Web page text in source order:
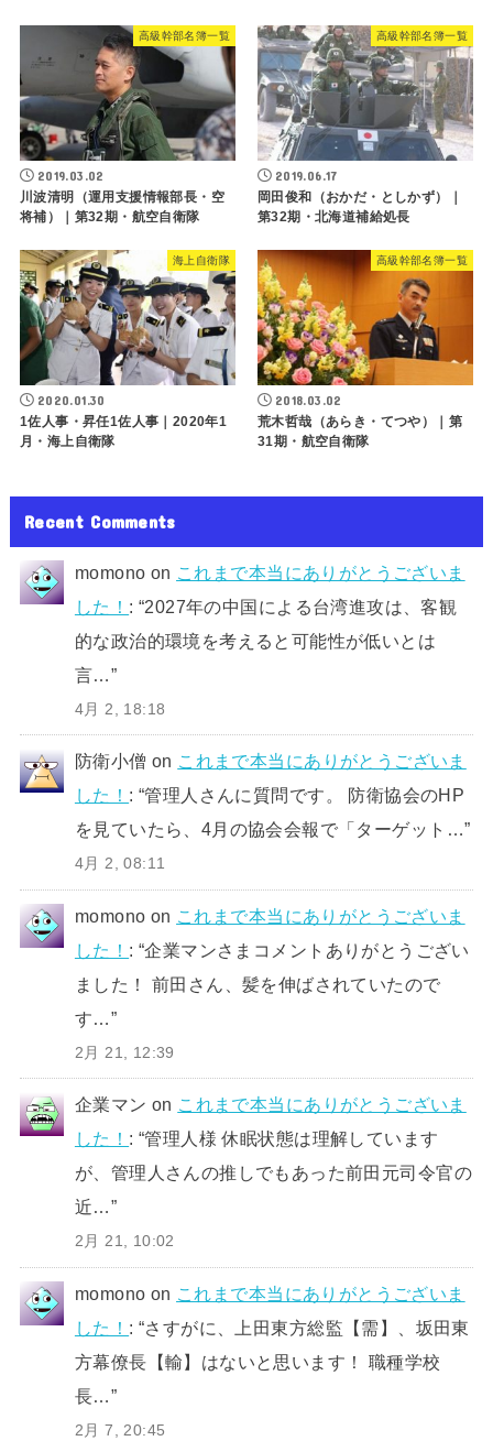
高級幹部名簿一覧
2019.03.02
川波清明（運用支援情報部長・空
将補）｜第32期・航空自衛隊
高級幹部名簿一覧
2019.06.17
岡田俊和（おかだ・としかず）｜
第32期・北海道補給処長
海上自衛隊
2020.01.30
1佐人事・昇任1佐人事｜2020年1
月・海上自衛隊
高級幹部名簿一覧
2018.03.02
荒木哲哉（あらき・てつや）｜第
31期・航空自衛隊
Recent Comments
momono on これまで本当にありがとうございま
した！ : “2027年の中国による台湾進攻は、客観
的な政治的環境を考えると可能性が低いとは
言…”
4月 2, 18:18
防衛小僧 on これまで本当にありがとうございま
した！ : “管理人さんに質問です。 防衛協会のHP
を見ていたら、4月の協会会報で「ターゲット…”
4月 2, 08:11
momono on これまで本当にありがとうございま
した！ : “企業マンさまコメントありがとうござい
ました！ 前田さん、髪を伸ばされていたので
す…”
2月 21, 12:39
企業マン on これまで本当にありがとうございま
した！ : “管理人様 休眠状態は理解しています
が、管理人さんの推しでもあった前田元司令官の
近…”
2月 21, 10:02
momono on これまで本当にありがとうございま
した！ : “さすがに、上田東方総監【需】、坂田東
方幕僚長【輸】はないと思います！ 職種学校
長…”
2月 7, 20:45